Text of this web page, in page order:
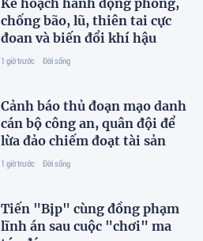
chống bão, lũ, thiên tai cực
đoan và biến đổi khí hậu
1 giờ trước Đời sống
Cảnh báo thủ đoạn mạo danh
cán bộ công an, quân đội để
lừa đảo chiếm đoạt tài sản
1 giờ trước Đời sống
Tiến "Bịp" cùng đồng phạm
lĩnh án sau cuộc "chơi" ma